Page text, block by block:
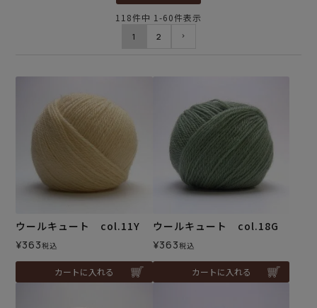
118件中 1 -60件表示
1 2
ウールキュート col.11Y
¥363税込
カートに入れる
ウールキュート col.18G
¥363税込
カートに入れる